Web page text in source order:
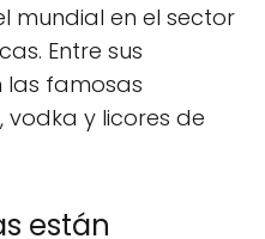
mundial en el sector
Entre sus
famosas
vodka y licores de
están